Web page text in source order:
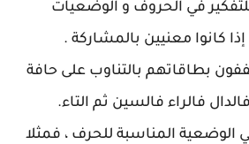
في الحروف و الوضعيات
كانوا معنيين بالمشاركة .
بطاقاتهم بالتناوب على حافة
فالراء فالسين ثم التاء.
الوضعية المناسبة للحرف ، فمثلا